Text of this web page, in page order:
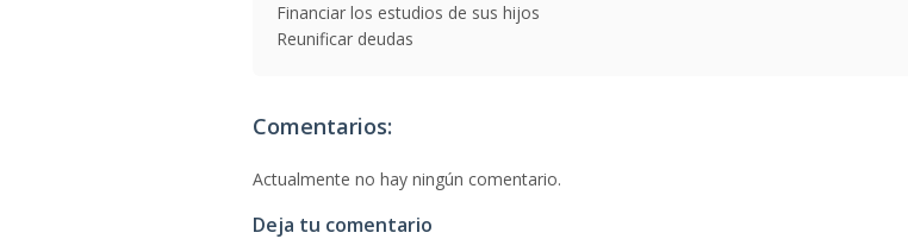
Financiar los estudios de sus hijos
Reunificar deudas
Comentarios:
Actualmente no hay ningún comentario.
Deja tu comentario